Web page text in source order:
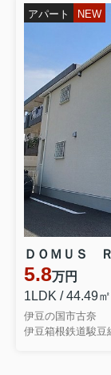
アパート NEW
ＤＯＭＵＳ
5.8万円
1LDK / 44.49㎡
伊豆の国市古奈
伊豆箱根鉄道駿豆